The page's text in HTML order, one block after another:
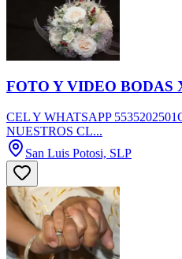
FOTO Y VIDEO BODAS
CEL Y WHATSAPP
NUESTROS CL...
San Luis Potosi, SLP